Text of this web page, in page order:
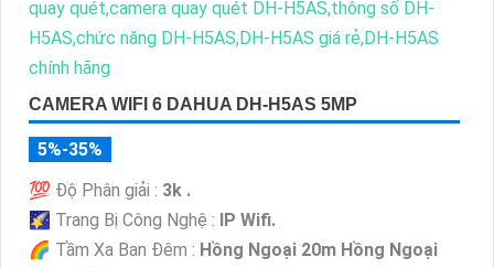
CAMERA WIFI 6 DAHUA DH-H5AS 5MP
5%-35%
💯 Độ Phân giải : 3k .
🌠 Trang Bị Công Nghệ :
IP Wifi.
🌈 Tầm Xa Ban Đêm : Hồng Ngoại 20m Hồng Ngoại